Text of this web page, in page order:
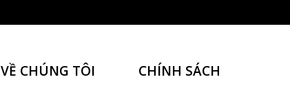
VỀ CHÚNG TÔI CHÍNH SÁCH